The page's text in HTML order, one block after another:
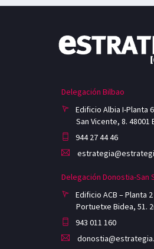
Delegación Bilbao
Edificio Albia I-Planta 6
San Vicente, 8. 48001
944 27 44 46
Delegación Donostia-San
Edificio ACB – Planta
Portuetxe Bidea, 51.
943 011 160